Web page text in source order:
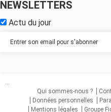
NEWSLETTERS
Actu du jour
...
Qui sommes-nous ?
Données personnelles
Mentions légales
Groupe